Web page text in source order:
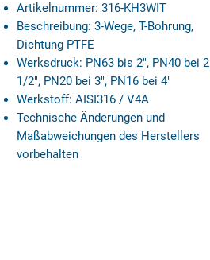
Artikelnummer: 316-KH3WIT
Beschreibung: 3-Wege, T-Bohrung,
Dichtung PTFE
Werksdruck: PN63 bis 2", PN40 bei 2
1/2", PN20 bei 3", PN16 bei 4"
Werkstoff: AISI316 / V4A
Technische Änderungen und
Maßabweichungen des Herstellers
vorbehalten